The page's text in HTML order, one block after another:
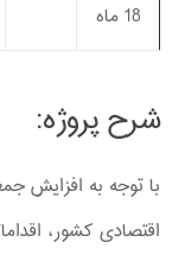
18 ماه
شرح پروژه:
با توجه به افزایش
اقتصادی کشور،